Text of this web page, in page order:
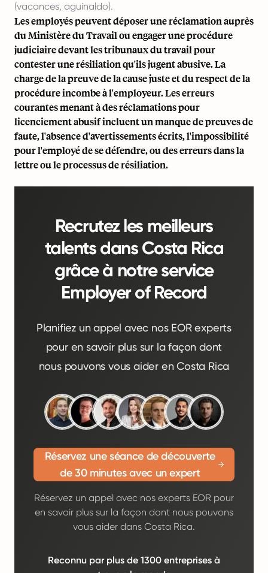
(vacances, aguinaldo).
Les employés peuvent déposer une réclamation auprès
du Ministère du Travail ou engager une procédure
judiciaire devant les tribunaux du travail pour
contester une résiliation qu'ils jugent abusive. La
charge de la preuve de la cause juste et du respect de la
procédure incombe à l'employeur. Les erreurs
courantes menant à des réclamations pour
licenciement abusif incluent un manque de preuves de
faute, l'absence d'avertissements écrits, l'impossibilité
pour l'employé de se défendre, ou des erreurs dans la
lettre ou le processus de résiliation.
Recrutez les meilleurs
talents dans Costa Rica
grâce à notre service
Employer of Record
Planifiez un appel avec nos EOR experts
pour en savoir plus sur la façon dont
nous pouvons vous aider en Costa Rica
Réservez une séance de découverte
de 30 minutes avec un expert
Réservez un appel avec nos experts EOR pour
en savoir plus sur la façon dont nous pouvons
vous aider dans Costa Rica.
Reconnu par plus de 1300 entreprises à